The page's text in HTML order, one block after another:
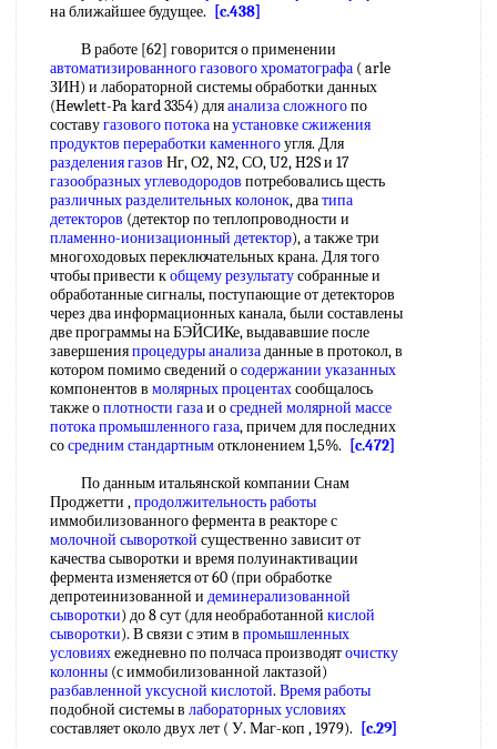
на ближайшее будущее.
[c.438]
В работе [62] говорится о применении
автоматизированного газового хроматографа ( arle
ЗИН) и лабораторной системы обработки данных
(Hewlett-Pa kard 3354) дляанализа сложногопо
составугазового потоканаустановке сжижения
продуктов переработки каменногоугля. Для
разделения газов Нг, О2, N2, СО, U2, H2S и 17
газообразных углеводородов потребовались щесть
различных разделительных колонок, дватипа
детекторов (детектор по теплопроводности и
пламенно-ионизационный детектор), а также три
многоходовых переключательных крана. Для того
чтобы привести кобщему результатусобранные и
обработанные сигналы, поступающие от детекторов
через два информационных канала, были составлены
две программы на БЭЙСИКе, выдававшие после
завершенияпроцедуры анализаданные в протокол, в
котором помимо сведений осодержании указанных
компонентов в молярных процентахсообщалось
также оплотности газаи осредней молярной массе
потокапромышленного газа, причем для последних
сосредним стандартнымотклонением 1,5%.
[c.472]
По данным итальянской компании Снам
Проджетти ,продолжительность работы
иммобилизованного фермента в реакторе с
молочной сывороткой существенно зависит от
качества сыворотки и время полуинактивации
фермента изменяется от 60 (при обработке
депротеинизованной и деминерализованной
сыворотки) до 8 сут (для необработанной кислой
сыворотки). В связи с этим в промышленных
условияхежедневно по полчаса производяточистку
колонны (с иммобилизованной лактазой)
разбавленной уксусной кислотой. Время работы
подобной системы в лабораторных условиях
составляет около двух лет ( У. Маг-коп , 1979).
[c.29]